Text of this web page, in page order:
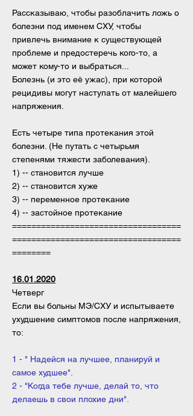
Рассказываю, чтобы разоблачить ложь о
болезни под именем СХУ, чтобы
привлечь внимание к существующей
проблеме и предостеречь кого-то, а
может кому-то и выбраться...
Болезнь (и это её ужас), при которой
рецидивы могут наступать от малейшего
напряжения.
Есть четыре типа протекания этой
болезни. (Не путать с четырьмя
степенями тяжести заболевания).
1) -- становится лучше
2) -- становится хуже
3) -- переменное протекание
4) -- застойное протекание
===================================
===================================
========
16.01.2020
Четверг
Если вы больны МЭ/СХУ и испытываете
ухудшение симптомов после напряжения,
то:
1 - " Надейся на лучшее, планируй и
самое худшее".
2 - "Когда тебе лучше, делай то, что
делаешь в свои плохие дни".